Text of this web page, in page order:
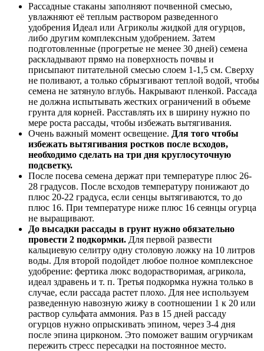
Рассадные стаканы заполняют почвенной смесью,
увлажняют её теплым раствором разведенного
удобрения Идеал или Агриколы жидкой для огурцов,
либо другим комплексным удобрением. Затем
подготовленные (прогретые не менее 30 дней) семена
раскладывают прямо на поверхность почвы и
присыпают питательной смесью слоем 1-1,5 см. Сверху
не поливают, а только сбрызгивают теплой водой, чтобы
семена не затянуло вглубь. Накрывают пленкой. Рассада
не должна испытывать жестких ограничений в объеме
грунта для корней. Расставлять их в ширину нужно по
мере роста рассады, чтобы избежать вытягивания.
Очень важный момент освещение. Для того чтобы
избежать вытягивания ростков после всходов,
необходимо сделать на три дня круглосуточную
подсветку.
После посева семена держат при температуре плюс 26-
28 градусов. После всходов температуру понижают до
плюс 20-22 градуса, если сенцы вытягиваются, то до
плюс 16. При температуре ниже плюс 16 сеянцы огурца
не выращивают.
До высадки рассады в грунт нужно обязательно
провести 2 подкормки. Для первой развести
кальциевую селитру одну столовую ложку на 10 литров
воды. Для второй подойдет любое полное комплексное
удобрение: фертика люкс водорастворимая, агрикола,
идеал здравень и т. п. Третья подкормка нужна только в
случае, если рассада растет плохо. Для нее используем
разведенную навозную жижу в соотношении 1 к 20 или
раствор сульфата аммония. Раз в 15 дней рассаду
огурцов нужно опрыскивать эпином, через 3-4 дня
после эпина цирконом. Это поможет вашим огурчикам
пережить стресс пересадки на постоянное место.